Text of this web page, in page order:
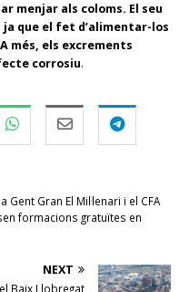
menjar als coloms. El seu
que el fet d’alimentar-los
més, els excrements
corrosiu.
Gent Gran El Mil·lenari i el CFA
formacions gratuïtes en
NEXT
Baix Llobregat